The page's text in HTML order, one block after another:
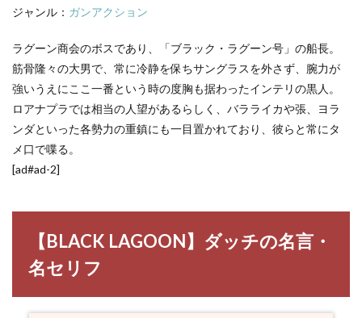
ジャンル： ガンアクション
ラグーン商会のボスであり、「ブラック・ラグーン号」の船長。
筋骨隆々の大男で、常に冷静を保ちサングラスを外さず、腕力が
強いうえにここ一番という時の度胸も据わったインテリの黒人。
ロアナプラでは相当の人望があるらしく、バラライカや張、ヨラ
ンダといった各勢力の重鎮にも一目置かれており、彼らと常にタ
メ口で喋る。
[ad#ad-2]
【BLACK LAGOON】ダッチの名言・
名セリフ